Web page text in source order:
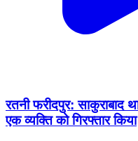
रतनी फरीदपुर: साकुराबाद
एक व्यक्ति को गिरफ्तार किया